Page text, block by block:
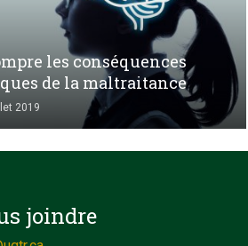
les conséquences
de la maltraitance
2019
joindre